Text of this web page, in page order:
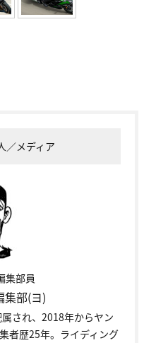
／メディア
集部員
集部(ヨ)
され、2018年からヤン
者歴25年。ライディング